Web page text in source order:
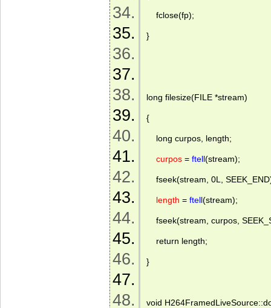
fclose(fp);
}
long filesize(FILE *stream)
{
long curpos, length;
curpos = ftell(stream);
fseek(stream, 0L,
length = ftell(stream);
fseek(stream, curpos,
return length;
}
void